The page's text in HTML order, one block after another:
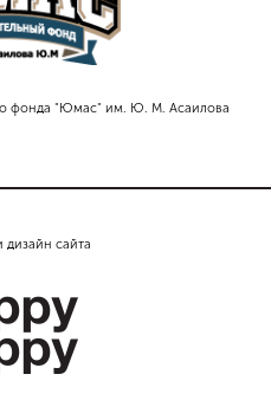
фонда "Юмас" им. Ю. М. Асаилова
дизайн сайта